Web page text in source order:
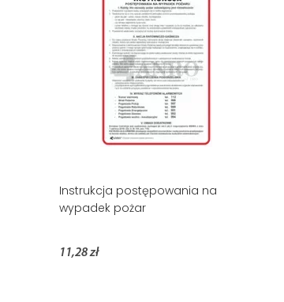
Instrukcja postępowania na
wypadek pożar
11,28 zł